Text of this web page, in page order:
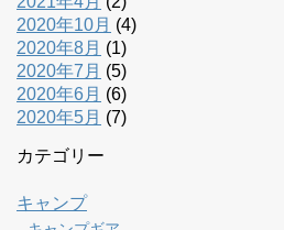
2020年10月 (4)
2020年8月 (1)
2020年7月 (5)
2020年6月 (6)
2020年5月 (7)
カテゴリー
キャンプ